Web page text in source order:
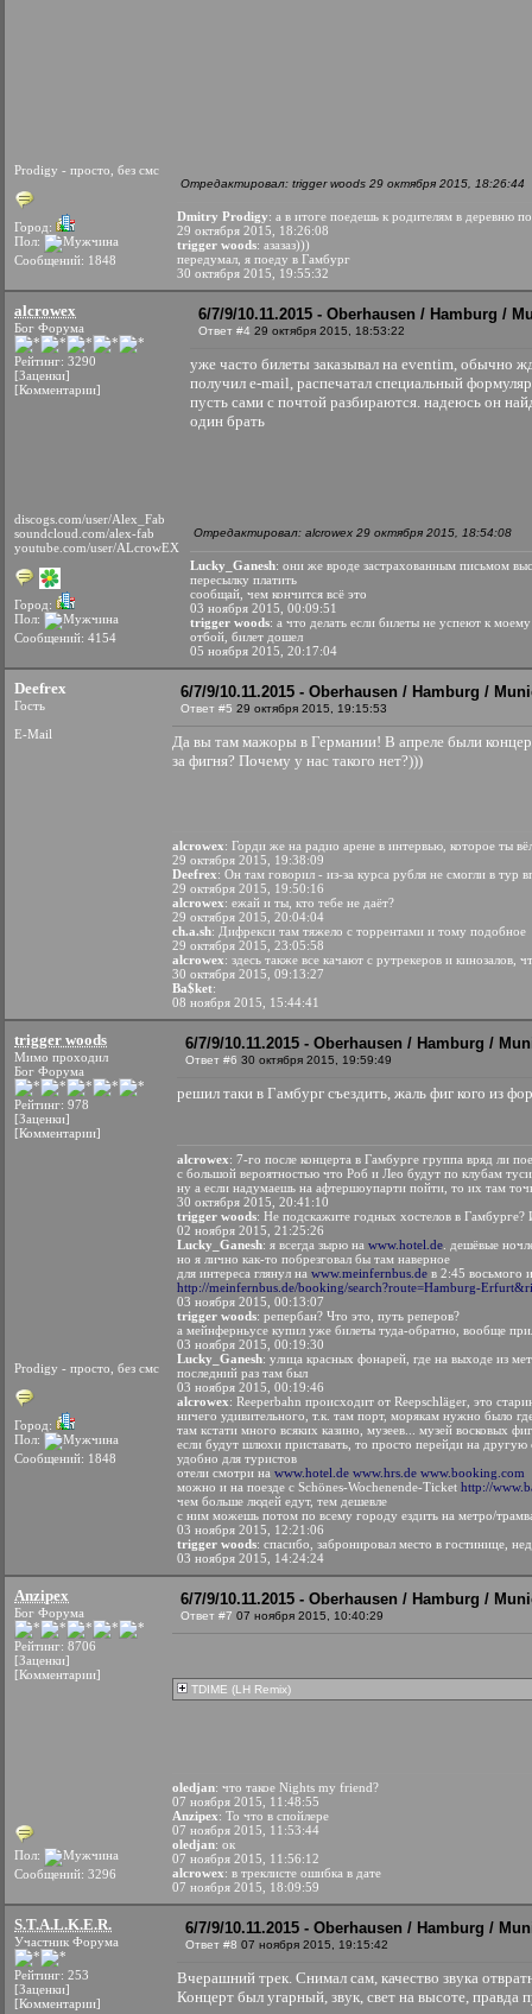
Prodigy - просто, без смс
Город:
Пол:
Сообщений: 1848
Отредактировал: trigger woods 29 октября 2015, 18:26:44
Dmitry Prodigy: а в итоге поедешь к родителям в деревню
29 октября 2015, 18:26:08
trigger woods: азазаз)))
передумал, я поеду в Гамбург
30 октября 2015, 19:55:32
alcrowex
Бог Форума
Рейтинг: 3290
[Заценки]
[Комментарии]
discogs.com/user/Alex_Fab
soundcloud.com/alex-fab
youtube.com/user/ALcrowEX
Город:
Пол:
Сообщений: 4154
6/7/9/10.11.2015 - Oberhausen / Hamburg /
Ответ #4 29 октября 2015, 18:53:22
уже часто билеты заказывал на eventim, обычно
получил e-mail, распечатал специальный
пусть сами с почтой разбираются. надеюсь он
один брать
Отредактировал: alcrowex 29 октября 2015, 18:54:08
Lucky_Ganesh: они же вроде застрахованным письмом
пересылку платить
сообщай, чем кончится всё это
03 ноября 2015, 00:09:51
trigger woods: а что делать если билеты не успеют к
отбой, билет дошел
05 ноября 2015, 20:17:04
Deefrex
Гость
E-Mail
6/7/9/10.11.2015 - Oberhausen / Hamburg /
Ответ #5 29 октября 2015, 19:15:53
Да вы там мажоры в Германии! В апреле были
за фигня? Почему у нас такого нет?)))
alcrowex: Горди же на радио арене в интервью, которое ты
29 октября 2015, 19:38:09
Deefrex: Он там говорил - из-за курса рубля не смогли в
29 октября 2015, 19:50:16
alcrowex: ежай и ты, кто тебе не даёт?
29 октября 2015, 20:04:04
ch.a.sh: Дифрекси там тяжело с торрентами и тому подобное
29 октября 2015, 23:05:58
alcrowex: здесь также все качают с рутрекеров и кинозалов,
30 октября 2015, 09:13:27
Ba$ket:
08 ноября 2015, 15:44:41
trigger woods
Мимо проходил
Бог Форума
Рейтинг: 978
[Заценки]
[Комментарии]
Prodigy - просто, без смс
Город:
Пол:
Сообщений: 1848
6/7/9/10.11.2015 - Oberhausen / Hamburg /
Ответ #6 30 октября 2015, 19:59:49
решил таки в Гамбург съездить, жаль фиг кого из
alcrowex: 7-го после концерта в Гамбурге группа вряд ли
с большой вероятностью что Роб и Лео будут по клубам
ну а если надумаешь на афтершоупарти пойти, то их там
30 октября 2015, 20:41:10
trigger woods: Не подскажите годных хостелов в Гамбурге?
02 ноября 2015, 21:25:26
Lucky_Ganesh: я всегда зырю на www.hotel.de . дешёвые
но я лично как-то побрезговал бы там наверное
для интереса глянул на www.meinfernbus.de в 2:45 восьмого
http://meinfernbus.de/booking/search?route=Hamburg-
03 ноября 2015, 00:13:07
trigger woods: репербан? Что это, путь реперов?
а мейнферньусе купил уже билеты туда-обратно, вообще
03 ноября 2015, 00:19:30
Lucky_Ganesh: улица красных фонарей, где на выходе из
последний раз там был
03 ноября 2015, 00:19:46
alcrowex: Reeperbahn происходит от Reepschläger, это
ничего удивительного, т.к. там порт, морякам нужно было
там кстати много всяких казино, музеев... музей восковых
если будут шлюхи приставать, то просто перейди на
удобно для туристов
отели смотри на www.hotel.de www.hrs.de www.booking.com
можно и на поезде с Schönes-Wochenende-Ticket http://
чем больше людей едут, тем дешевле
с ним можешь потом по всему городу ездить на метро/
03 ноября 2015, 12:21:06
trigger woods: спасибо, забронировал место в гостинице,
03 ноября 2015, 14:24:24
Anzipex
Бог Форума
Рейтинг: 8706
[Заценки]
[Комментарии]
Пол:
Сообщений: 3296
6/7/9/10.11.2015 - Oberhausen / Hamburg /
Ответ #7 07 ноября 2015, 10:40:29
TDIME (LH Remix)
oledjan: что такое Nights my friend?
07 ноября 2015, 11:48:55
Anzipex: То что в спойлере
07 ноября 2015, 11:53:44
oledjan: ок
07 ноября 2015, 11:56:12
alcrowex: в треклисте ошибка в дате
07 ноября 2015, 18:09:59
S.T.A.L.K.E.R.
Участник Форума
Рейтинг: 253
[Заценки]
[Комментарии]
6/7/9/10.11.2015 - Oberhausen / Hamburg /
Ответ #8 07 ноября 2015, 19:15:42
Вчерашний трек. Снимал сам, качество звука
Концерт был угарный, звук, свет на высоте, правда